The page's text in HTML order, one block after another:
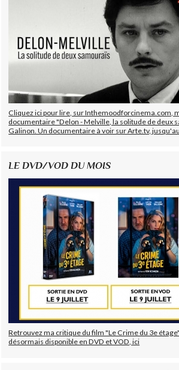
Cliquez ici pour lire, sur Inthemoodforcinema.com,
documentaire "Delon - Melville, la solitude de deux
Galinon. Un documentaire à voir sur Arte.tv,
LE DVD/VOD DU MOIS
Retrouvez ma critique du film "Le Crime du 3e
désormais disponible en DVD et VOD, ici